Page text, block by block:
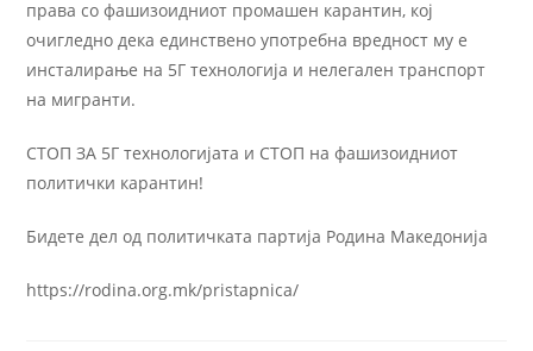
права со фашизоидниот промашен карантин, кој
очигледно дека единствено употребна вредност му е
инсталирање на 5Г технологија и нелегален транспорт
на мигранти.
СТОП ЗА 5Г технологијата и СТОП на фашизоидниот
политички карантин!
Бидете дел од политичката партија Родина Македонија
https://rodina.org.mk/pristapnica/